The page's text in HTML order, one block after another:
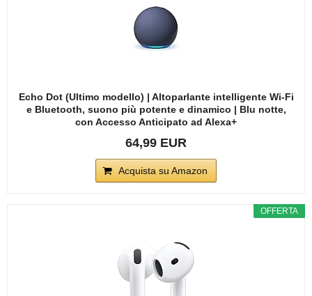
Echo Dot (Ultimo modello) | Altoparlante intelligente Wi-Fi
e Bluetooth, suono più potente e dinamico | Blu notte,
con Accesso Anticipato ad Alexa+
64,99 EUR
Acquista su Amazon
OFFERTA